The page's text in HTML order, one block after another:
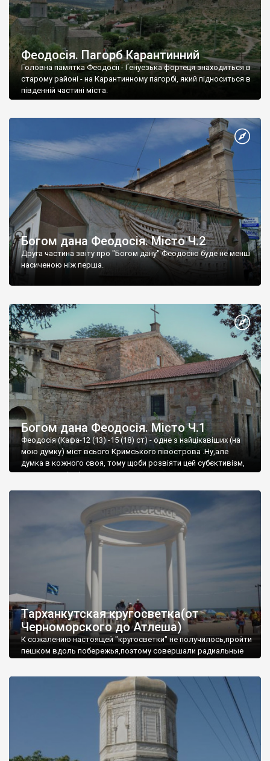
Феодосія. Пагорб Карантинний
Головна памятка Феодосії - Генуезька фортеця знаходиться в
старому районі - на Карантинному пагорбі, який підноситься в
південній частині міста.
Богом дана Феодосія. Місто Ч.2
Друга частина звіту про "Богом дану" Феодосію буде не менш
насиченою ніж перша.
Богом дана Феодосія. Місто Ч.1
Феодосія (Кафа-12 (13) -15 (18) ст) - одне з найцікавіших (на
мою думку) міст всього Кримського півострова .Ну,але
думка в кожного своя, тому щоби розвіяти цей субєктивізм,
запрошую відвідати це
Тарханкутская кругосветка(от
Черноморского до Атлеша)
К сожалению настоящей "кругосветки" не получилось,пройти
пешком вдоль побережья,поэтому совершали радиальные